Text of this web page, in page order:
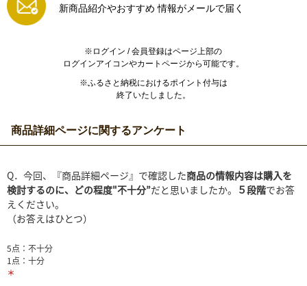
新商品紹介やおすすめ 情報がメールで届く
※ログイン / 会員登録はページ上部の
ログインアイコンやカートページから可能です。
※ふるさと納税におけるポイント付与は
終了いたしました。
商品詳細ページに関するアンケート